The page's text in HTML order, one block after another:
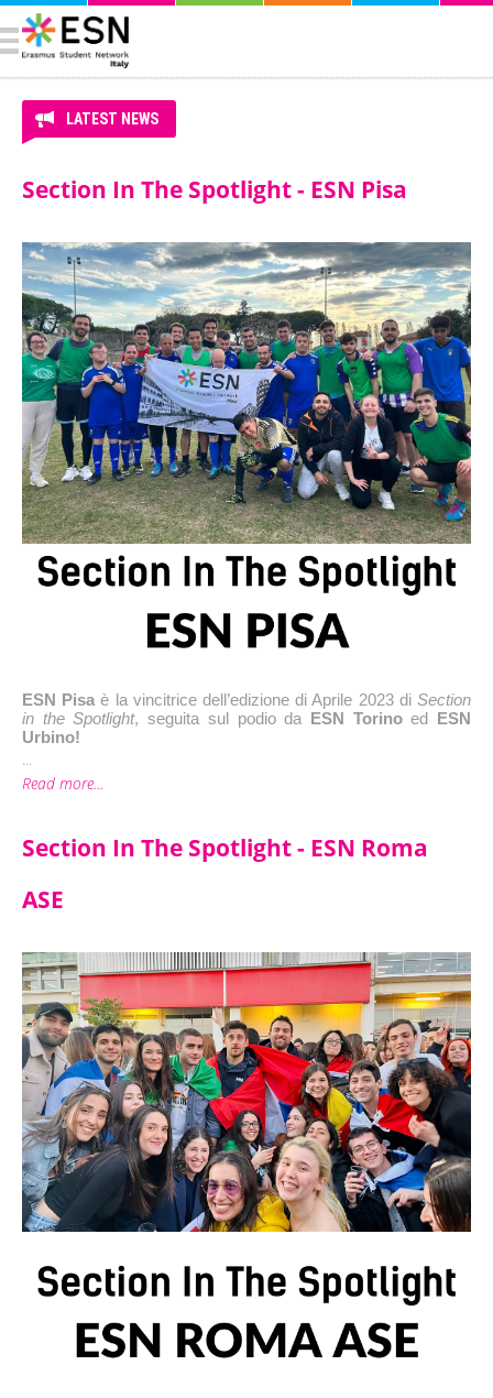
LATEST NEWS
Section In The Spotlight - ESN Pisa
ESN Pisa è la vincitrice dell’edizione di Aprile 2023 di Section
in the Spotlight, seguita sul podio da ESN Torino ed
ESN
Urbino!
...
Read more...
Section In The Spotlight - ESN Roma
ASE